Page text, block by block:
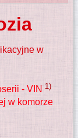
w
- VIN 1)
w komorze